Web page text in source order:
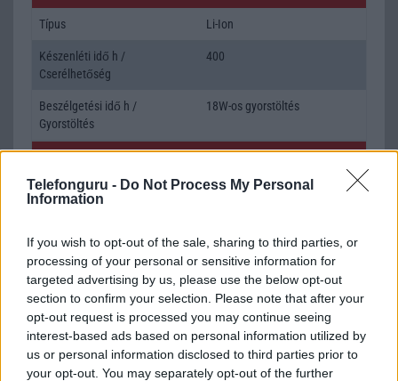
Telefonguru - Do Not Process My Personal
Information
If you wish to opt-out of the sale, sharing to third parties, or
processing of your personal or sensitive information for
targeted advertising by us, please use the below opt-out
section to confirm your selection. Please note that after your
opt-out request is processed you may continue seeing
interest-based ads based on personal information utilized by
us or personal information disclosed to third parties prior to
your opt-out. You may separately opt-out of the further
Típus Li-Ion
Készenléti idő h /
Cserélhetőség
400
Beszélgetési idő h /
Gyorstöltés
18W-os gyorstöltés
Java Nincs
SNS integráció alap szolgáltatás
Organizer
T9 szótár alkalmazás független szótár
Office alkalmazások
DV = Document viewer (Word,
Excel, PowerPoint, PDF)